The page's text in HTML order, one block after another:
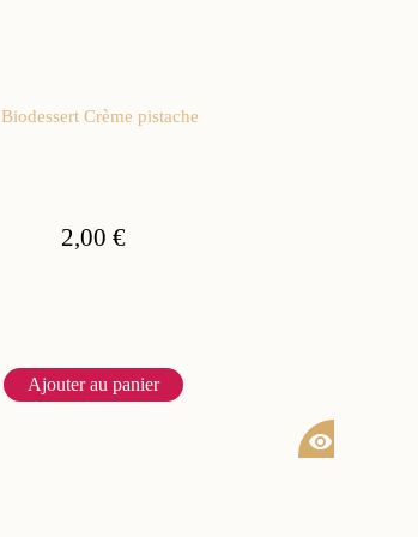
Biodessert Crème pistache
2,00 €
Ajouter au panier
visibility